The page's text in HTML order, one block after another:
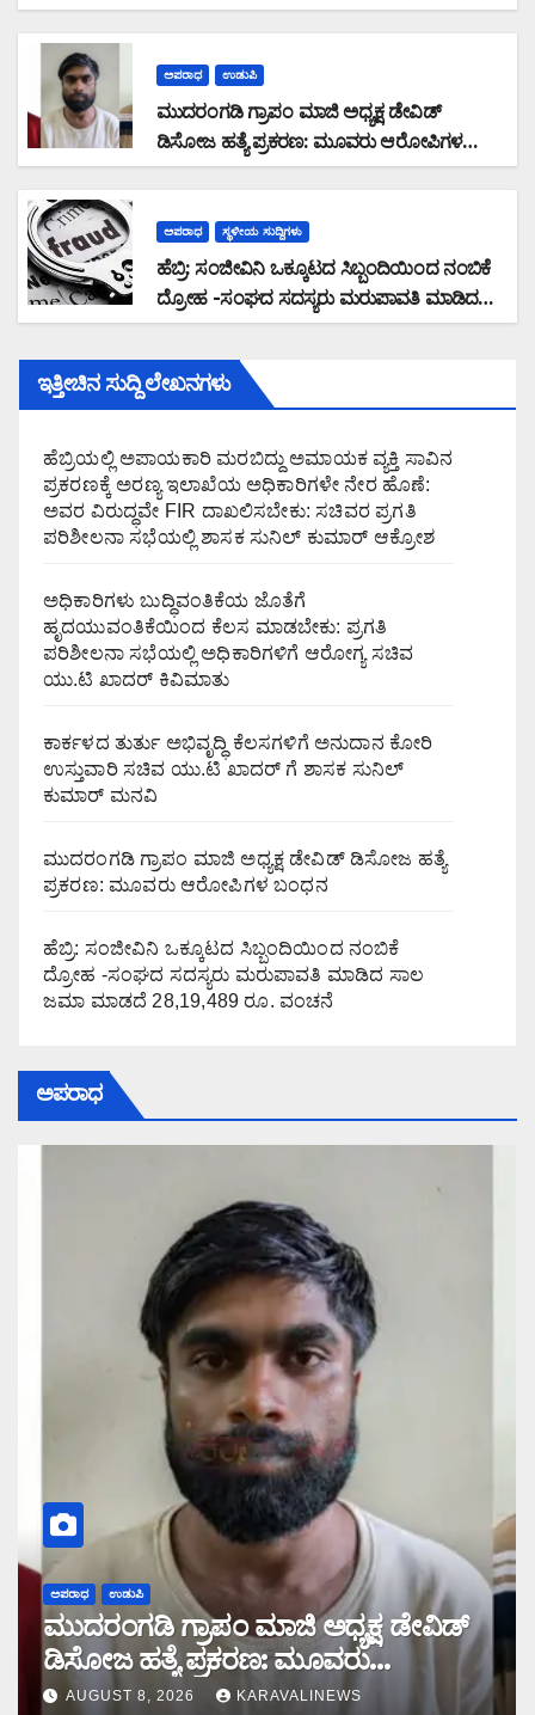
ಸುನಿಲ್‌ ಕುಮಾರ್‌ ಮನವಿ
ಅಪರಾಧ ಉಡುಪಿ
ಮುದರಂಗಡಿ ಗ್ರಾಪಂ ಮಾಜಿ ಅಧ್ಯಕ್ಷ ಡೇವಿಡ್
ಡಿಸೋಜ ಹತ್ಯೆ ಪ್ರಕರಣ: ಮೂವರು ಆರೋಪಿಗಳ
ಬಂಧನ
ಅಪರಾಧ ಸ್ಥಳೀಯ ಸುದ್ದಿಗಳು
ಹೆಬ್ರಿ: ಸಂಜೀವಿನಿ ಒಕ್ಕೂಟದ ಸಿಬ್ಬಂದಿಯಿಂದ ನಂಬಿಕೆ
ದ್ರೋಹ -ಸಂಘದ ಸದಸ್ಯರು ಮರುಪಾವತಿ ಮಾಡಿದ
ಸಾಲ ಜಮಾ ಮಾಡದೆ 28,19,489 ರೂ. ವಂಚನೆ
ಇತ್ತೀಚಿನ ಸುದ್ದಿ ಲೇಖನಗಳು
ಹೆಬ್ರಿಯಲ್ಲಿ ಅಪಾಯಕಾರಿ ಮರಬಿದ್ದು ಅಮಾಯಕ ವ್ಯಕ್ತಿ ಸಾವಿನ
ಪ್ರಕರಣಕ್ಕೆ ಅರಣ್ಯ ಇಲಾಖೆಯ ಅಧಿಕಾರಿಗಳೇ ನೇರ ಹೊಣೆ:
ಅವರ ವಿರುದ್ಧವೇ FIR ದಾಖಲಿಸಬೇಕು: ಸಚಿವರ ಪ್ರಗತಿ
ಪರಿಶೀಲನಾ ಸಭೆಯಲ್ಲಿ ಶಾಸಕ ಸುನಿಲ್ ಕುಮಾರ್ ಆಕ್ರೋಶ
ಅಧಿಕಾರಿಗಳು ಬುದ್ಧಿವಂತಿಕೆಯ ಜೊತೆಗೆ
ಹೃದಯುವಂತಿಕೆಯಿಂದ ಕೆಲಸ ಮಾಡಬೇಕು: ಪ್ರಗತಿ
ಪರಿಶೀಲನಾ ಸಭೆಯಲ್ಲಿ ಅಧಿಕಾರಿಗಳಿಗೆ ಆರೋಗ್ಯ ಸಚಿವ
ಯು.ಟಿ ಖಾದರ್ ಕಿವಿಮಾತು
ಕಾರ್ಕಳದ ತುರ್ತು ಅಭಿವೃದ್ಧಿ ಕೆಲಸಗಳಿಗೆ ಅನುದಾನ ಕೋರಿ
ಉಸ್ತುವಾರಿ ಸಚಿವ ಯು.ಟಿ ಖಾದರ್ ಗೆ ಶಾಸಕ ಸುನಿಲ್‌
ಕುಮಾರ್‌ ಮನವಿ
ಮುದರಂಗಡಿ ಗ್ರಾಪಂ ಮಾಜಿ ಅಧ್ಯಕ್ಷ ಡೇವಿಡ್ ಡಿಸೋಜ ಹತ್ಯೆ
ಪ್ರಕರಣ: ಮೂವರು ಆರೋಪಿಗಳ ಬಂಧನ
ಹೆಬ್ರಿ: ಸಂಜೀವಿನಿ ಒಕ್ಕೂಟದ ಸಿಬ್ಬಂದಿಯಿಂದ ನಂಬಿಕೆ
ದ್ರೋಹ -ಸಂಘದ ಸದಸ್ಯರು ಮರುಪಾವತಿ ಮಾಡಿದ ಸಾಲ
ಜಮಾ ಮಾಡದೆ 28,19,489 ರೂ. ವಂಚನೆ
ಅಪರಾಧ
ಅಪರಾಧ ಉಡುಪಿ
ಮುದರಂಗಡಿ ಗ್ರಾಪಂ ಮಾಜಿ ಅಧ್ಯಕ್ಷ ಡೇವಿಡ್
ಡಿಸೋಜ ಹತ್ಯೆ ಪ್ರಕರಣ: ಮೂವರು
ಆರೋಪಿಗಳ ಬಂಧನ
AUGUST 8, 2026 KARAVALINEWS